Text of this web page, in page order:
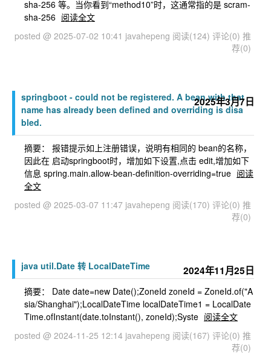
sha-256 等。当你看到“method10”时，这通常指的是 scram-
sha-256 阅读全文
posted @ 2025-07-02 10:41 javahepeng 阅读(124) 评论(0) 推
荐(0)
2025年3月7日
springboot - could not be registered. A bean with that
name has already been defined and overriding is disa
bled.
摘要： 报错提示如上注册错误，说明有相同的 bean的名称，
因此在 启动springboot时，增加如下设置,点击 edit,增加如下
信息 spring.main.allow-bean-definition-overriding=true 阅读
全文
posted @ 2025-03-07 11:47 javahepeng 阅读(170) 评论(0) 推
荐(0)
2024年11月25日
java util.Date 转 LocalDateTime
摘要： Date date=new Date();ZoneId zoneId = ZoneId.of("A
sia/Shanghai");LocalDateTime localDateTime1 = LocalDate
Time.ofInstant(date.toInstant(), zoneId);Syste 阅读全文
posted @ 2024-11-25 12:14 javahepeng 阅读(167) 评论(0) 推
荐(0)